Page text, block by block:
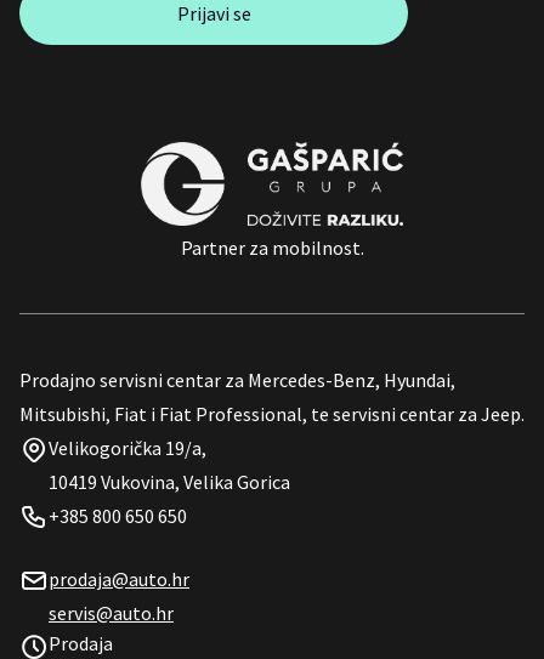
Prijavi se
Partner za mobilnost.
Prodajno servisni centar za Mercedes-Benz, Hyundai,
Mitsubishi, Fiat i Fiat Professional, te servisni centar za Jeep.
Velikogorička 19/a,
10419 Vukovina, Velika Gorica
+385 800 650 650
prodaja@auto.hr
servis@auto.hr
Prodaja